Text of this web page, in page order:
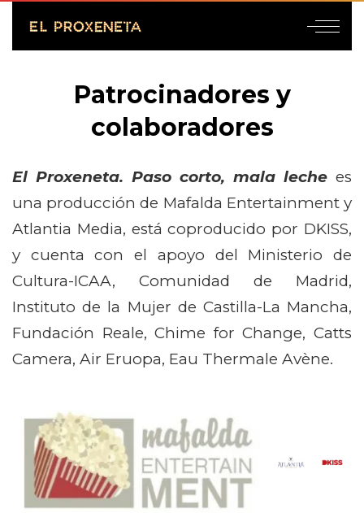
Patrocinadores y
colaboradores
El Proxeneta. Paso corto, mala leche es
una producción de Mafalda Entertainment y
Atlantia Media, está coproducido por DKISS,
y cuenta con el apoyo del Ministerio de
Cultura-ICAA, Comunidad de Madrid,
Instituto de la Mujer de Castilla-La Mancha,
Fundación Reale, Chime for Change, Catts
Camera, Air Eruopa, Eau Thermale Avène.